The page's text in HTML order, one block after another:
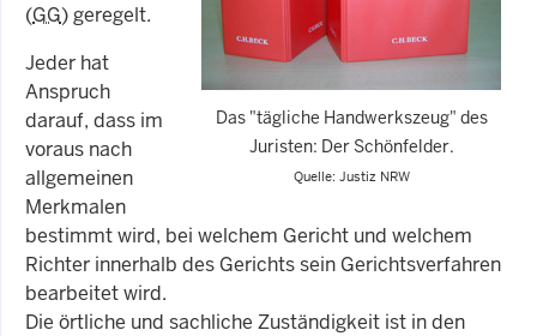
Das "tägliche Handwerkszeug" des
Juristen: Der Schönfelder.
Quelle: Justiz NRW
(GG) geregelt.
Jeder hat
Anspruch
darauf, dass im
voraus nach
allgemeinen
Merkmalen
bestimmt wird, bei welchem Gericht und welchem
Richter innerhalb des Gerichts sein Gerichtsverfahren
bearbeitet wird.
Die örtliche und sachliche Zuständigkeit ist in den